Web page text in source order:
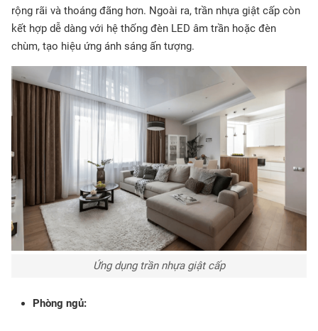
rộng rãi và thoáng đãng hơn. Ngoài ra, trần nhựa giật cấp còn
kết hợp dễ dàng với hệ thống đèn LED âm trần hoặc đèn
chùm, tạo hiệu ứng ánh sáng ấn tượng.
Ứng dụng trần nhựa giật cấp
Phòng ngủ: